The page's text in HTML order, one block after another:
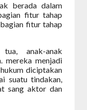
berada dalam
fitur tahap
fitur tahap
tua,
anak-anak
mereka menjadi
diciptakan
suatu tindakan,
sang aktor dan